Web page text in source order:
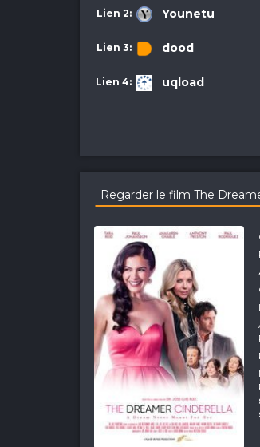
Younetu
dood
uqload
Regarder le film The